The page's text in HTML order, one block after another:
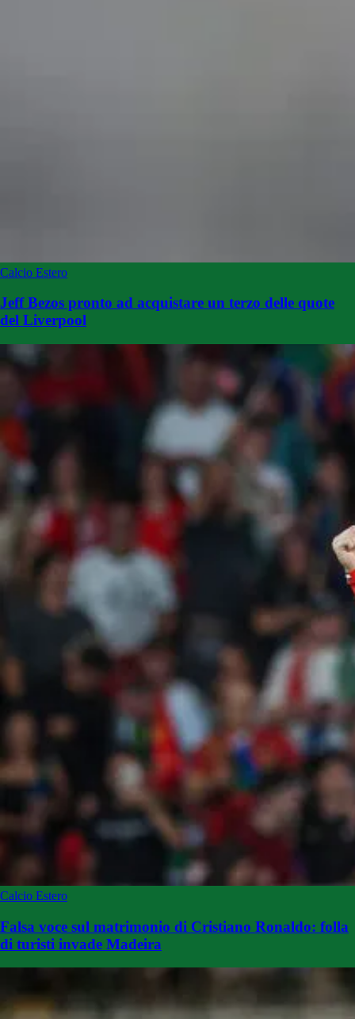
Calcio Estero
Jeff Bezos pronto ad acquistare un terzo delle quote
del Liverpool
Calcio Estero
Falsa voce sul matrimonio di Cristiano Ronaldo: folla
di turisti invade Madeira